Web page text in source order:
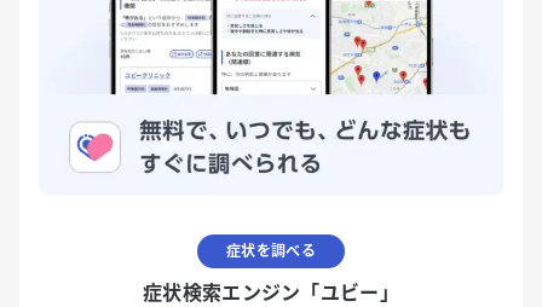
症状を調べる
症状検索エンジン「ユビー」